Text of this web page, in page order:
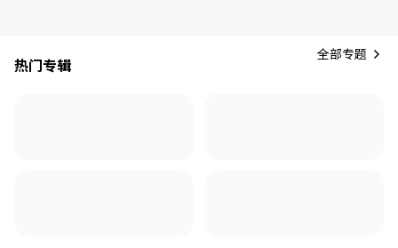
热门专辑
全部专题